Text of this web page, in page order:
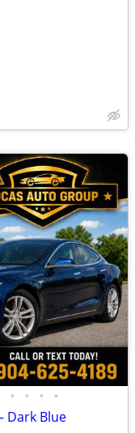
• • • •
Dark Blue